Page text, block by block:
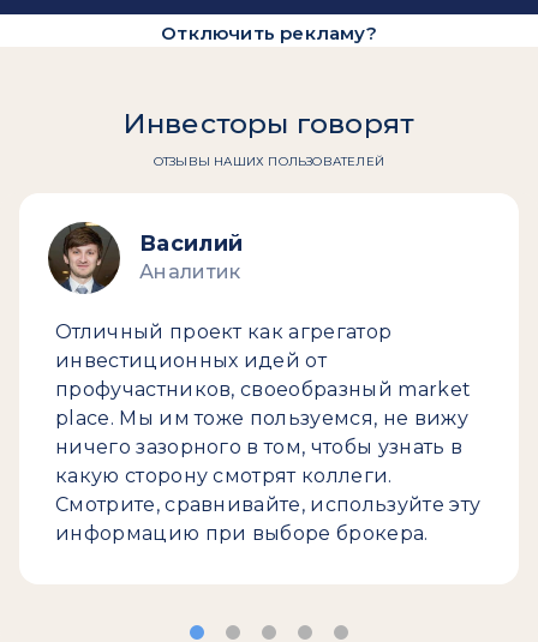
Отключить рекламу?
Инвесторы говорят
ОТЗЫВЫ НАШИХ ПОЛЬЗОВАТЕЛЕЙ
Василий
Аналитик
Отличный проект как агрегатор
инвестиционных идей от
профучастников, своеобразный market
place. Мы им тоже пользуемся, не вижу
ничего зазорного в том, чтобы узнать в
какую сторону смотрят коллеги.
Смотрите, сравнивайте, используйте эту
информацию при выборе брокера.